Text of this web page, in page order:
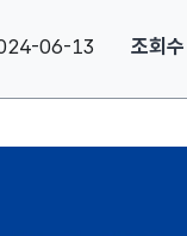
심포지엄 개최 안
06-13 조회수